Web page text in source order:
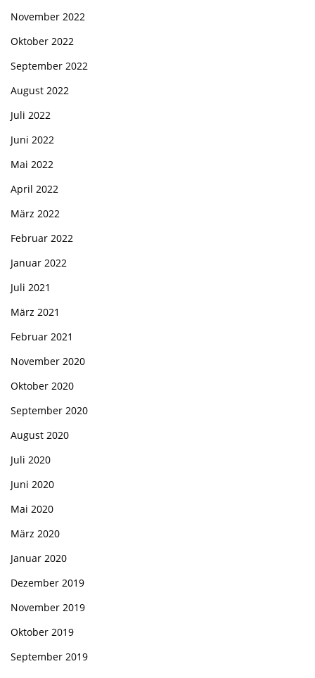
November 2022
Oktober 2022
September 2022
August 2022
Juli 2022
Juni 2022
Mai 2022
April 2022
März 2022
Februar 2022
Januar 2022
Juli 2021
März 2021
Februar 2021
November 2020
Oktober 2020
September 2020
August 2020
Juli 2020
Juni 2020
Mai 2020
März 2020
Januar 2020
Dezember 2019
November 2019
Oktober 2019
September 2019